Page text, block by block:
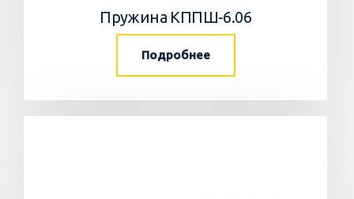
Пружина КППШ-6.06
Подробнее